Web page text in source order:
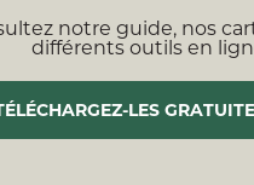
notre guide, nos
différents outils en
LES